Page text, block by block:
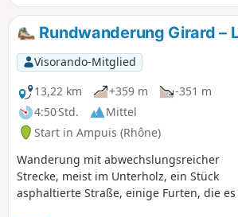
Rundwanderung Girard –
Visorando-Mitglied
13,22 km
+359 m
-351 m
4:50 Std.
Mittel
Start in Ampuis (Rhône)
Wanderung mit abwechslungsreicher
Strecke, meist im Unterholz, ein Stück
asphaltierte Straße, einige Furten, die es